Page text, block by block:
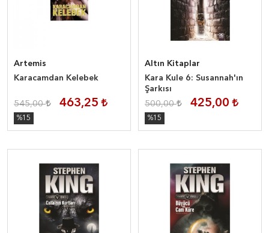
Artemis
Karacamdan Kelebek
545,00 463,25
%15
Altın Kitaplar
Kara Kule 6: Susannah'ın
Şarkısı
500,00 425,00
%15